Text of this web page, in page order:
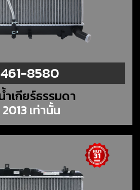
8580
ำเกียร์ธรรมดา
เท่านั้น